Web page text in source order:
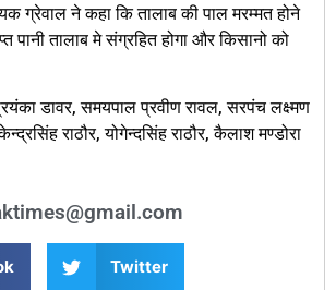
ग्रेवाल ने कहा कि तालाब की पाल मरम्मत होने
पानी तालाब मे संग्रहित होगा और किसानो को
डावर, समयपाल प्रवीण रावल, सरपंच लक्ष्मण
राठौर, योगेन्दसिंह राठौर, कैलाश मण्डोरा
Twitter